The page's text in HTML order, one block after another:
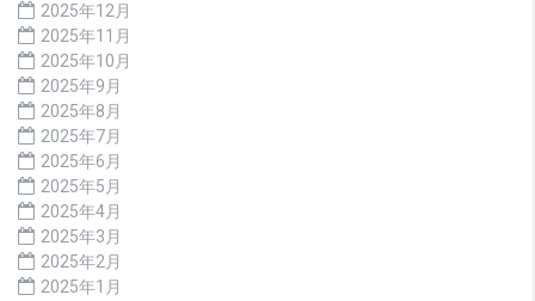
2025年12月
2025年11月
2025年10月
2025年9月
2025年8月
2025年7月
2025年6月
2025年5月
2025年4月
2025年3月
2025年2月
2025年1月